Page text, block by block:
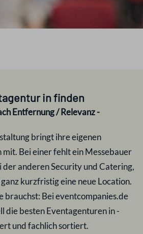
infinden
Entfernung / Relevanz -
bringt ihre eigenen
Bei einer fehlt ein Messebauer
anderen Security und Catering,
kurzfristig eine neue Location.
brauchst: Bei eventcompanies.de
die besten Eventagenturen in-
und fachlich sortiert.